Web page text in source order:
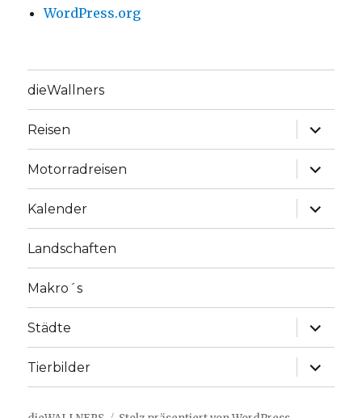
WordPress.org
dieWallners
Reisen
Motorradreisen
Kalender
Landschaften
Makro´s
Städte
Tierbilder